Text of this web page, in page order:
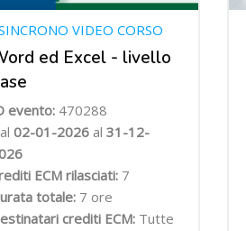
ed Excel - livello
VIDEO CORSO
evento: 470288
02-01-2026 al 31-12-
ECM rilasciati: 7
totale: 7 ore
crediti ECM: Tutte